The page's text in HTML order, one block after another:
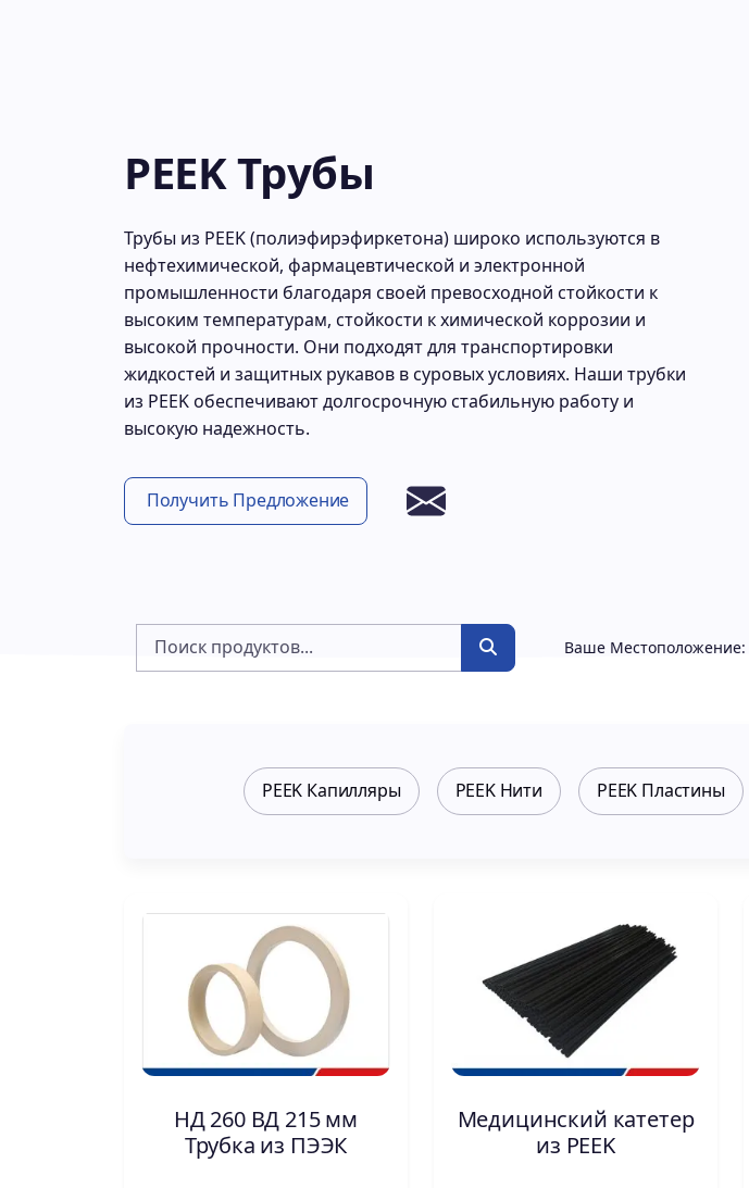
PEEK Трубы
Трубы из PEEK (полиэфирэфиркетона) широко используются в
нефтехимической, фармацевтической и электронной
промышленности благодаря своей превосходной стойкости к
высоким температурам, стойкости к химической коррозии и
высокой прочности. Они подходят для транспортировки
жидкостей и защитных рукавов в суровых условиях. Наши трубки
из PEEK обеспечивают долгосрочную стабильную работу и
высокую надежность.
Получить Предложение
Ваше Местоположение:
PEEK Капилляры PEEK Нити PEEK Пластины
НД 260 ВД 215 мм
Трубка из ПЭЭК
Медицинский катетер
из PEEK